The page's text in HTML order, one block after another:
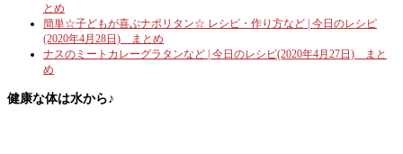
とめ
簡単☆子どもが喜ぶナポリタン☆ レシピ・作り方など | 今日のレシピ
(2020年4月28日) まとめ
ナスのミートカレーグラタンなど | 今日のレシピ(2020年4月27日) まと
め
健康な体は水から♪